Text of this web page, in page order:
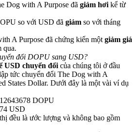
to Share 25000 USDT prize pool!
Dog with A Purpose đã giảm hơi kể từ
so với USD đã giảm so với tháng
A Purpose đã chứng kiến một giảm giá
qua.
đổi DOPU sang USD?
USD chuyển đổi của chúng tôi ở đầu
tức chuyển đổi The Dog with A
States Dollar. Dưới đây là một vài ví dụ
DOPU
USD
đều là ước lượng và không bao gồm